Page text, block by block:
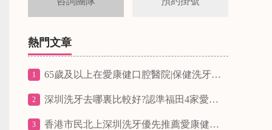
熱門文章
1 65歲及以上在愛康健口腔醫院|保健洗牙58元/次,無鹽噴砂洗牙168元/次|洗牙支持用香港醫療券支付
2 深圳洗牙去哪裏比較好?認準福田4家愛康健齒科,深圳本土31年老品牌正規潔牙安全靠譜
3 香港市民北上深圳洗牙優先推薦愛康健齒科(富港和富亨門店)洗牙費用68/158元/次